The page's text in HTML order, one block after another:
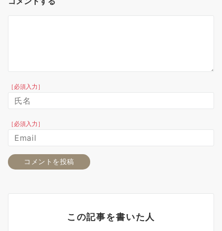
［必須入力］
［必須入力］
この記事を書いた人